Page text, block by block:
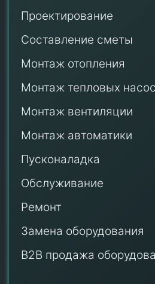
Проектирование
Составление сметы
Монтаж отопления
Монтаж тепловых
Монтаж вентиляции
Монтаж автоматики
Пусконаладка
Обслуживание
Ремонт
Замена оборудования
B2B продажа